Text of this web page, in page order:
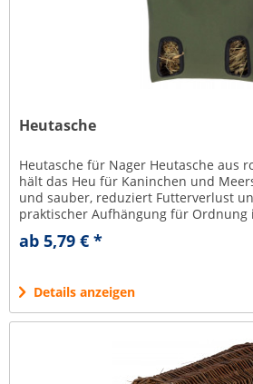
Heutasche
Heutasche für Nager Heutasche aus
hält das Heu für Kaninchen und
und sauber, reduziert Futterverlust
praktischer Aufhängung für Ordnung
hygienisch hält das...
ab 5,79 € *
Details anzeigen